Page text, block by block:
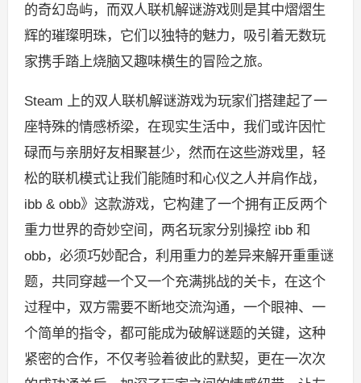
的奇幻岛屿，而双人联机解谜游戏则是其中熠熠生
辉的璀璨明珠，它们以独特的魅力，吸引着无数玩
家携手踏上烧脑又趣味横生的冒险之旅。
Steam 上的双人联机解谜游戏为玩家们搭建起了一
座特殊的情感桥梁，在现实生活中，我们或许因忙
碌而与亲朋好友相聚甚少，然而在这些游戏里，轻
松的联机模式让我们能随时和心仪之人并肩作战，
ibb & obb》这款游戏，它构建了一个拥有正反两个
重力世界的奇妙空间，两名玩家分别操控 ibb 和
obb，必须巧妙配合，利用重力的差异来解开重重谜
题，共同穿越一个又一个充满挑战的关卡，在这个
过程中，双方需要不断地交流沟通，一个眼神、一
个简单的指令，都可能成为破解谜题的关键，这种
紧密的合作，不仅考验着彼此的默契，更在一次次